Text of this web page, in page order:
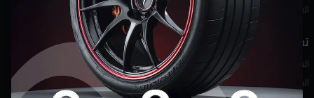
الشروط والأحكام
تسوق
الماركات
المنتجات